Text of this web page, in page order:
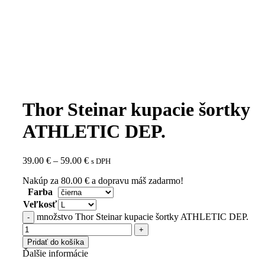
Thor Steinar kupacie šortky
ATHLETIC DEP.
39.00 € – 59.00 € s DPH
Nakúp za 80.00 € a dopravu máš zadarmo!
Farba
Veľkosť
množstvo Thor Steinar kupacie šortky ATHLETIC DEP.
Pridať do košíka
Ďalšie informácie